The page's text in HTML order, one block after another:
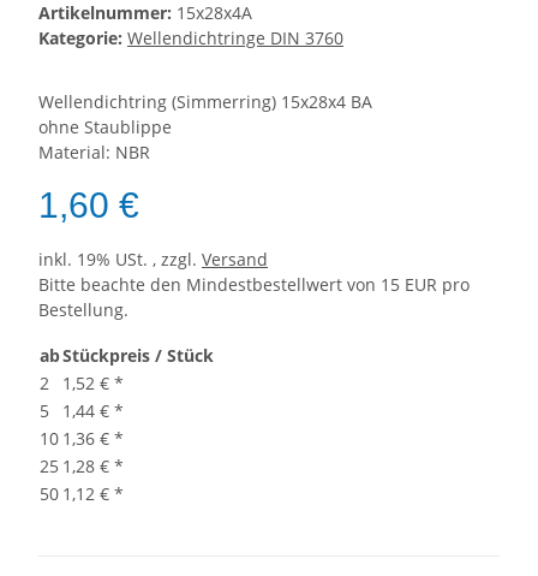
Artikelnummer: 15x28x4A
Kategorie: Wellendichtringe DIN 3760
Wellendichtring (Simmerring) 15x28x4 BA
ohne Staublippe
Material: NBR
1,60 €
inkl. 19% USt. , zzgl. Versand
Bitte beachte den Mindestbestellwert von 15 EUR pro
Bestellung.
abStückpreis / Stück
2
1,52 € *
5
1,44 € *
10 1,36 € *
25 1,28 € *
50 1,12 € *